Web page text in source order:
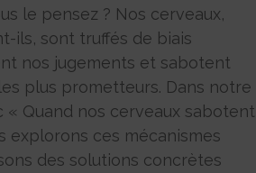
le pensez ? Nos cerveaux,
ils, sont truffés de biais
nos jugements et sabotent
plus prometteurs. Dans notre
« Quand nos cerveaux sabotent
explorons ces mécanismes
des solutions concrètes